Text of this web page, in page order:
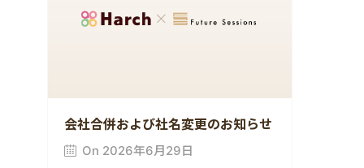
会社合併および社名変更のお知らせ
On 2026年6月29日